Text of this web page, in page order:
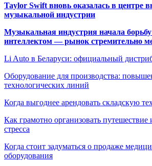
Taylor Swift вновь оказалась в центре
музыкальной индустрии
Музыкальная индустрия начала
интеллектом — рынок стремительно
Li Auto в Беларуси: официальный
Оборудование для производства:
технологических линий
Когда выгоднее арендовать складскую
Как грамотно организовать
стресса
Когда стоит задуматься о продаже
оборудования